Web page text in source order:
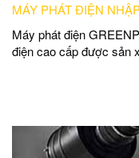
MÁY PHÁT ĐIỆN
Máy phát điện
điện cao cấp được sản